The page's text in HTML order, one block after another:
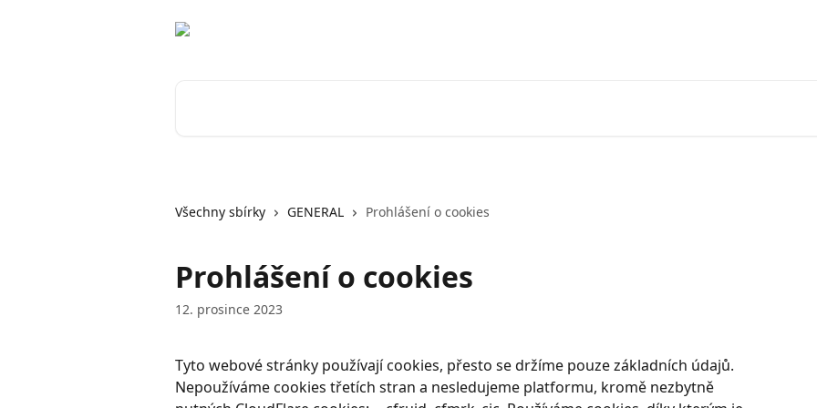
Všechny sbírky GENERAL Prohlášení o cookies
Prohlášení o cookies
12. prosince 2023
Tyto webové stránky používají cookies, přesto se držíme pouze základních údajů.
Nepoužíváme cookies třetích stran a nesledujeme platformu, kromě nezbytně